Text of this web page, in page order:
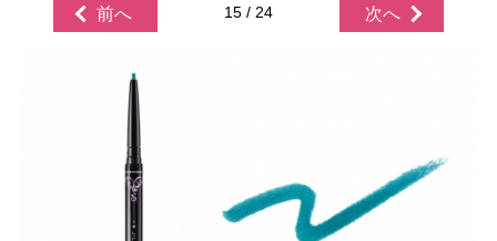
前へ 15 / 24 次へ